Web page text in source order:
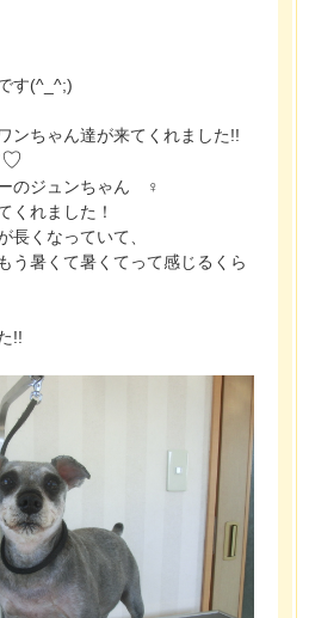
す(^_^;)
ンちゃん達が来てくれました!!
♡
のジュンちゃん
♀
くれました！
長くなっていて、
う暑くて暑くてって感じるくら
!!